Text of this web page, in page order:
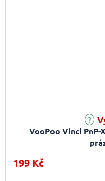
VooPoo Vinci
199 Kč